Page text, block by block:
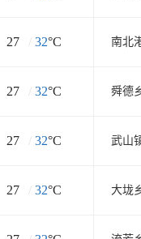
27 / 32°C 南北
27 / 32°C 舜德
27 / 32°C 武山
27 / 32°C 大垅